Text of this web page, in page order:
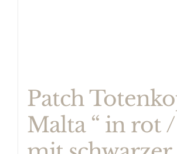
Patch
Malta “ in rot